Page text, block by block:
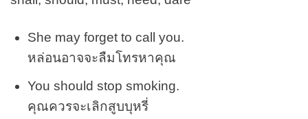
She may forget to call you.
หล่อนอาจจะลืมโทรหาคุณ
You should stop smoking.
คุณควรจะเลิกสูบบุหรี่